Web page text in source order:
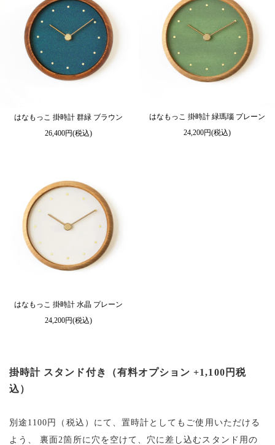
はなもっこ 掛時計 群緑 ブラウン
26,400円(税込)
はなもっこ 掛時計 緑瑪瑙 プレーン
24,200円(税込)
はなもっこ 掛時計 水晶 プレーン
24,200円(税込)
掛時計 スタンド付き（有料オプション +1,100円税
込）
別途1100円（税込）にて、置時計としてもご使用いただける
よう、
裏面2箇所に穴を空けて、穴に差し込むスタンド用の